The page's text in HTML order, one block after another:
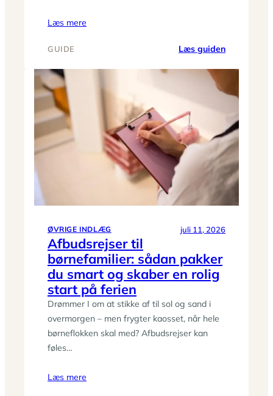
Læs mere
GUIDE Læs guiden:
kølig
sommeren:
sæsonskift
i
tekstiler
ØVRIGE INDLÆG juli 11, 2026
Afbudsrejser til
børnefamilier: sådan pakker
du smart og skaber en rolig
start på ferien
Drømmer I om at stikke af til sol og sand i
overmorgen – men frygter kaosset, når hele
børneflokken skal med? Afbudsrejser kan
føles…
Læs mere